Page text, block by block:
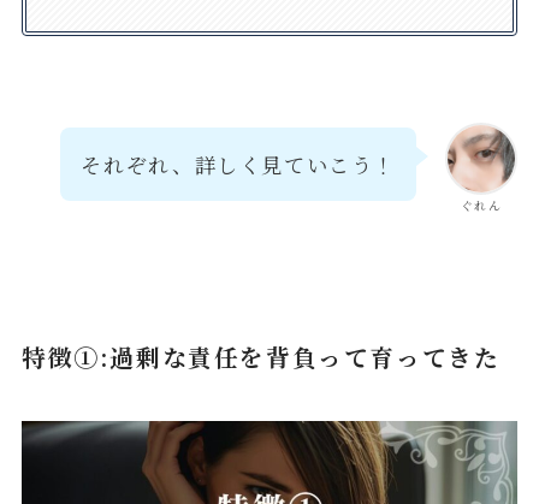
ぐれん
それぞれ、詳しく見ていこう！
特徴①:過剰な責任を背負って育ってきた